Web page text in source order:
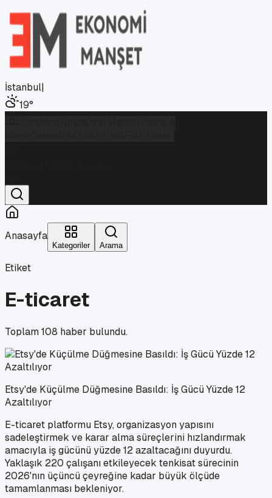
İstanbul|
19°
Anasayfa
Kategoriler Arama
Etiket
E-ticaret
Toplam108 haber bulundu.
Etsy'de Küçülme Düğmesine Basıldı: İş Gücü Yüzde 12
Azaltılıyor
E-ticaret platformu Etsy, organizasyon yapısını
sadeleştirmek ve karar alma süreçlerini hızlandırmak
amacıyla iş gücünü yüzde 12 azaltacağını duyurdu.
Yaklaşık 220 çalışanı etkileyecek tenkisat sürecinin
2026'nın üçüncü çeyreğine kadar büyük ölçüde
tamamlanması bekleniyor.